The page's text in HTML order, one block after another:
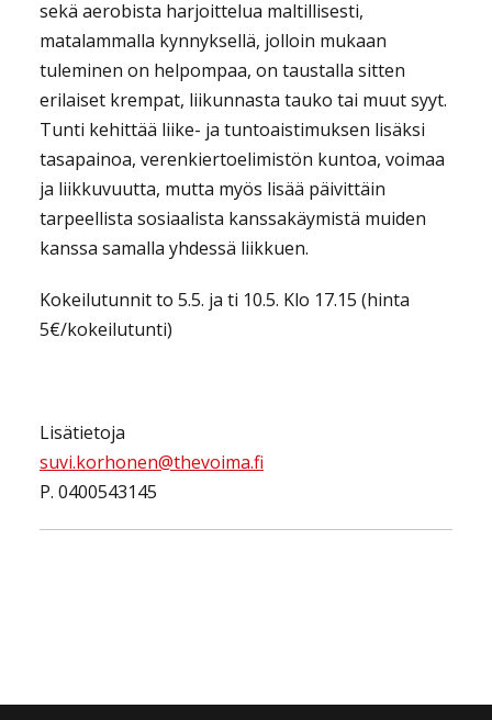
sekä aerobista harjoittelua maltillisesti,
matalammalla kynnyksellä, jolloin mukaan
tuleminen on helpompaa, on taustalla sitten
erilaiset krempat, liikunnasta tauko tai muut syyt.
Tunti kehittää liike- ja tuntoaistimuksen lisäksi
tasapainoa, verenkiertoelimistön kuntoa, voimaa
ja liikkuvuutta, mutta myös lisää päivittäin
tarpeellista sosiaalista kanssakäymistä muiden
kanssa samalla yhdessä liikkuen.
Kokeilutunnit to 5.5. ja ti 10.5. Klo 17.15 (hinta
5€/kokeilutunti)
Lisätietoja
suvi.korhonen@thevoima.fi
P. 0400543145